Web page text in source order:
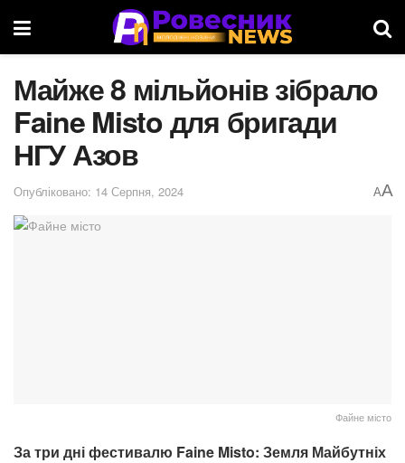
Майже 8 мільйонів зібрало
Faine Misto для бригади
НГУ Азов
Опубліковано: 14 Серпня, 2024 AA
Файне місто
За три дні фестивалю Faine Misto: Земля Майбутніх